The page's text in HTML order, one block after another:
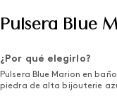
Pulsera Blue
¿Por qué elegirlo?
Pulsera Blue Marion en
piedra de alta bijouterie